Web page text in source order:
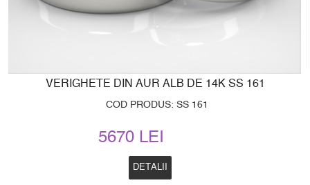
VERIGHETE DIN AUR ALB DE 14K SS 161
COD PRODUS: SS 161
5670 LEI
DETALII